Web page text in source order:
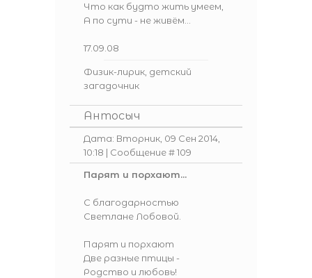
Что как будто жить умеем,
А по сути - не живём...
17.09.08
Физик-лирик, детский
загадочник
Антосыч
Дата: Вторник, 09 Сен 2014,
10:18 | Сообщение #109
Парят и порхают...
С благодарностью
Светлане Лобовой.
Парят и порхают
Две разные птицы -
Родство и любовь!